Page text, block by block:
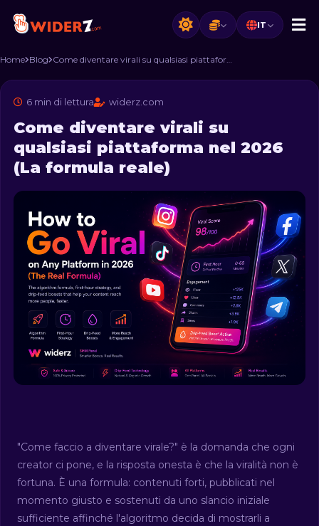
IT
Home Blog Come diventare virali su qualsiasi piattaforma nel 2026 (La formula reale)
6 min di lettura widerz.com
Come diventare virali su
qualsiasi piattaforma nel 2026
(La formula reale)
"Come faccio a diventare virale?" è la domanda che ogni
creator ci pone, e la risposta onesta è che la viralità non è
fortuna. È una formula: contenuti forti, pubblicati nel
momento giusto e sostenuti da uno slancio iniziale
sufficiente affinché l'algoritmo decida di mostrarli a